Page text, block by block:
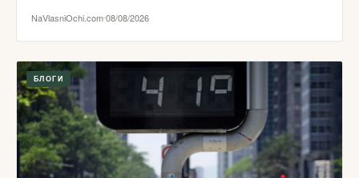
NaVlasniOchi.com08/08/2026
БЛОГИ